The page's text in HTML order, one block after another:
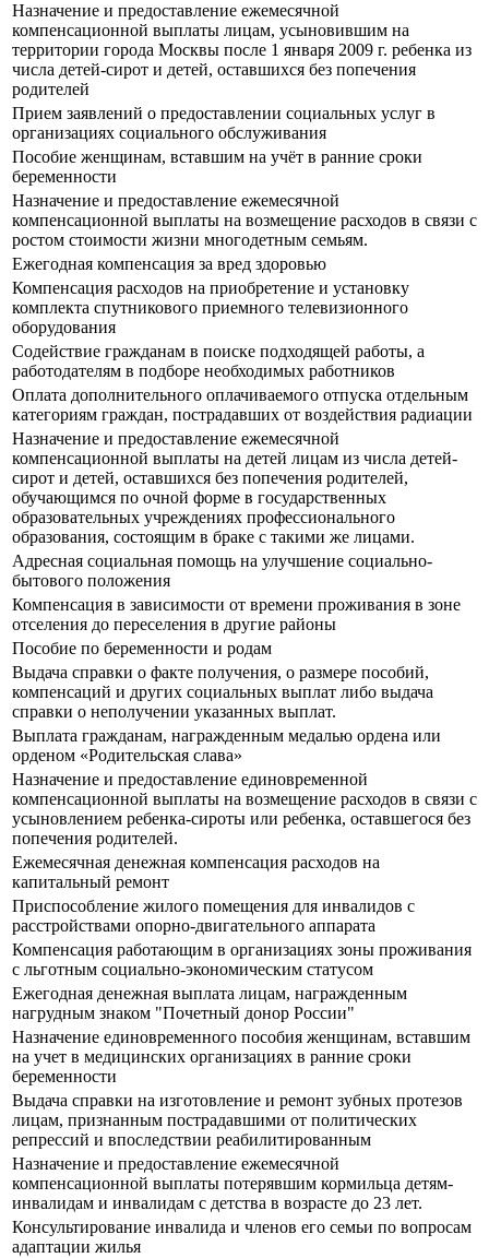
Назначение и предоставление ежемесячной
компенсационной выплаты лицам, усыновившим на
территории города Москвы после 1 января 2009 г. ребенка из
числа детей-сирот и детей, оставшихся без попечения
родителей
Прием заявлений о предоставлении социальных услуг в
организациях социального обслуживания
Пособие женщинам, вставшим на учёт в ранние сроки
беременности
Назначение и предоставление ежемесячной
компенсационной выплаты на возмещение расходов в связи с
ростом стоимости жизни многодетным семьям.
Ежегодная компенсация за вред здоровью
Компенсация расходов на приобретение и установку
комплекта спутникового приемного телевизионного
оборудования
Содействие гражданам в поиске подходящей работы, а
работодателям в подборе необходимых работников
Оплата дополнительного оплачиваемого отпуска отдельным
категориям граждан, пострадавших от воздействия радиации
Назначение и предоставление ежемесячной
компенсационной выплаты на детей лицам из числа детей-
сирот и детей, оставшихся без попечения родителей,
обучающимся по очной форме в государственных
образовательных учреждениях профессионального
образования, состоящим в браке с такими же лицами.
Адресная социальная помощь на улучшение социально-
бытового положения
Компенсация в зависимости от времени проживания в зоне
отселения до переселения в другие районы
Пособие по беременности и родам
Выдача справки о факте получения, о размере пособий,
компенсаций и других социальных выплат либо выдача
справки о неполучении указанных выплат.
Выплата гражданам, награжденным медалью ордена или
орденом «Родительская слава»
Назначение и предоставление единовременной
компенсационной выплаты на возмещение расходов в связи с
усыновлением ребенка-сироты или ребенка, оставшегося без
попечения родителей.
Ежемесячная денежная компенсация расходов на
капитальный ремонт
Приспособление жилого помещения для инвалидов с
расстройствами опорно-двигательного аппарата
Компенсация работающим в организациях зоны проживания
с льготным социально-экономическим статусом
Ежегодная денежная выплата лицам, награжденным
нагрудным знаком "Почетный донор России"
Назначение единовременного пособия женщинам, вставшим
на учет в медицинских организациях в ранние сроки
беременности
Выдача справки на изготовление и ремонт зубных протезов
лицам, признанным пострадавшими от политических
репрессий и впоследствии реабилитированным
Назначение и предоставление ежемесячной
компенсационной выплаты потерявшим кормильца детям-
инвалидам и инвалидам с детства в возрасте до 23 лет.
Консультирование инвалида и членов его семьи по вопросам
адаптации жилья